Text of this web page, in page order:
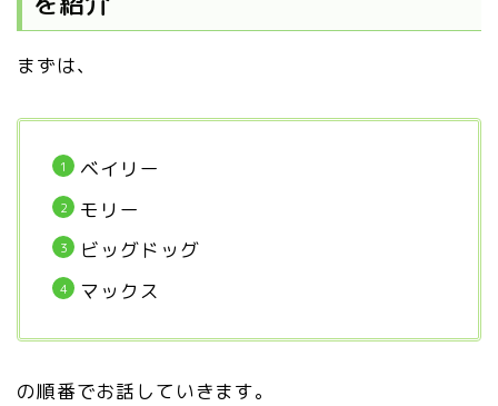
まずは、
ベイリー
モリー
ビッグドッグ
マックス
の順番でお話していきます。